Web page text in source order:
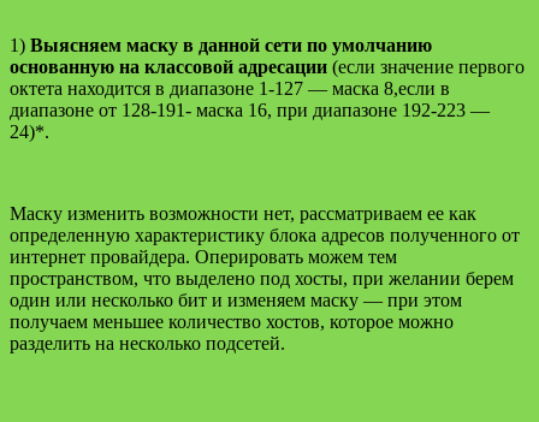
1) Выясняем маску в данной сети по умолчанию
основанную на классовой адресации (если значение первого
октета находится в диапазоне 1-127 — маска 8,если в
диапазоне от 128-191- маска 16, при диапазоне 192-223 —
24)*.
Маску изменить возможности нет, рассматриваем ее как
определенную характеристику блока адресов полученного от
интернет провайдера. Оперировать можем тем
пространством, что выделено под хосты, при желании берем
один или несколько бит и изменяем маску — при этом
получаем меньшее количество хостов, которое можно
разделить на несколько подсетей.